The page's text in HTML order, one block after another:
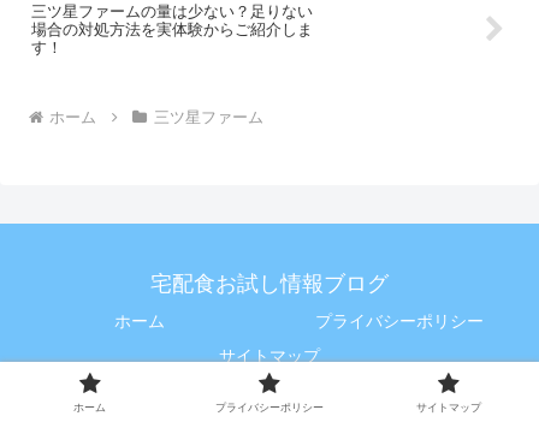
三ツ星ファームの量は少ない？足りない
場合の対処方法を実体験からご紹介しま
す！
ホーム 三ツ星ファーム
宅配食お試し情報ブログ
ホーム
プライバシーポリシー
サイトマップ
© 2023 宅配食お試し情報ブログ.
ホーム プライバシーポリシー サイトマップ